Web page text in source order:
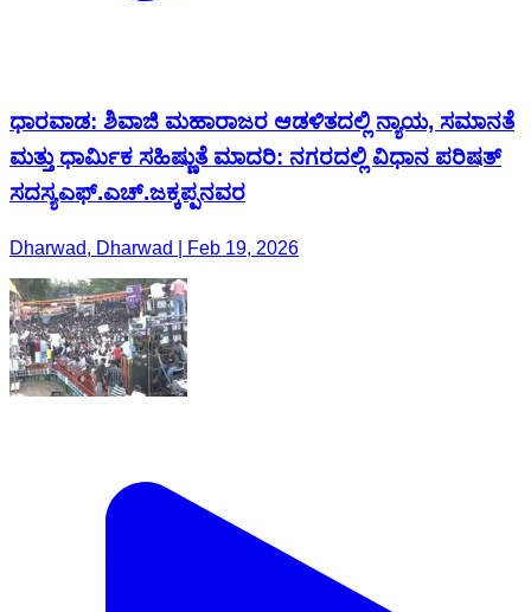
ಧಾರವಾಡ: ಶಿವಾಜಿ ಮಹಾರಾಜರ ಆಡಳಿತದಲ್ಲಿ ನ್ಯಾಯ, ಸಮಾನತೆ
ಮತ್ತು ಧಾರ್ಮಿಕ ಸಹಿಷ್ಣುತೆ ಮಾದರಿ: ನಗರದಲ್ಲಿ ವಿಧಾನ ಪರಿಷತ್
ಸದಸ್ಯಎಫ್.ಎಚ್.ಜಕ್ಕಪ್ಪನವರ
Dharwad, Dharwad | Feb 19, 2026